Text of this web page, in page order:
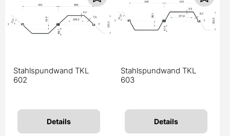
Stahlspundwand TKL
602
Details
Stahlspundwand TKL
603
Details